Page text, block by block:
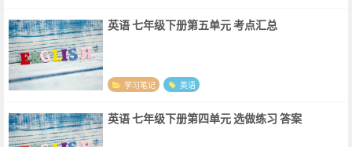
英语 七年级下册第五单元 考点汇总
学习笔记 英语
英语 七年级下册第四单元 选做练习 答案